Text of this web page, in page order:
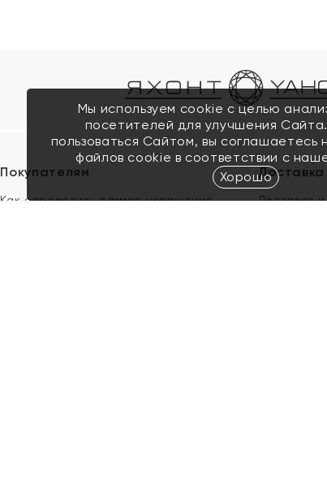
Покупателям
Как определить размер украшения
Доставка
Мы используем cookie с целью
посетителей для улучшения
пользоваться Сайтом, вы соглашаетесь
файлов cookie в соответствии с
Хорошо